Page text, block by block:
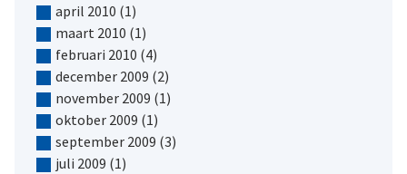
april 2010 (1)
maart 2010 (1)
februari 2010 (4)
december 2009 (2)
november 2009 (1)
oktober 2009 (1)
september 2009 (3)
juli 2009 (1)